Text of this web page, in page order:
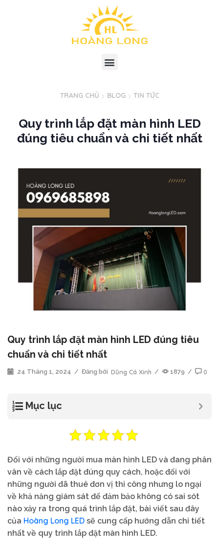
TRANG CHỦ BLOG TIN TỨC
Quy trình lắp đặt màn hình LED
đúng tiêu chuẩn và chi tiết nhất
Quy trình lắp đặt màn hình LED đúng tiêu
chuẩn và chi tiết nhất
24 Tháng 1, 2024 / Đăng bởi Dũng Cá Xinh / 1879 / 0
Mục lục
Đối với những người mua màn hình LED và đang phân
vân về cách lắp đặt đúng quy cách, hoặc đối với
những người đã thuê đơn vị thi công nhưng lo ngại
về khả năng giám sát để đảm bảo không có sai sót
nào xảy ra trong quá trình lắp đặt, bài viết sau đây
của Hoàng Long LED sẽ cung cấp hướng dẫn chi tiết
nhất về quy trình lắp đặt màn hình LED.